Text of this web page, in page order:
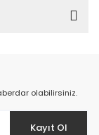
olabilirsiniz.
Kayıt Ol